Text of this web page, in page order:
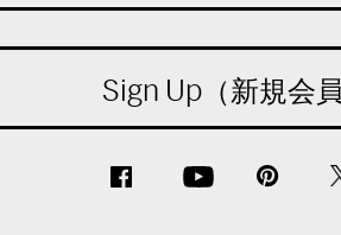
Sign Up（新規会員